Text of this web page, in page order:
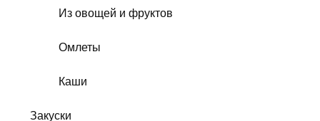
Из овощей и фруктов
Омлеты
Каши
Закуски